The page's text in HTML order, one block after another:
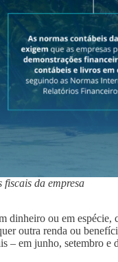
da empresa
dinheiro ou em espécie,
outra renda ou
– em junho, setembro e